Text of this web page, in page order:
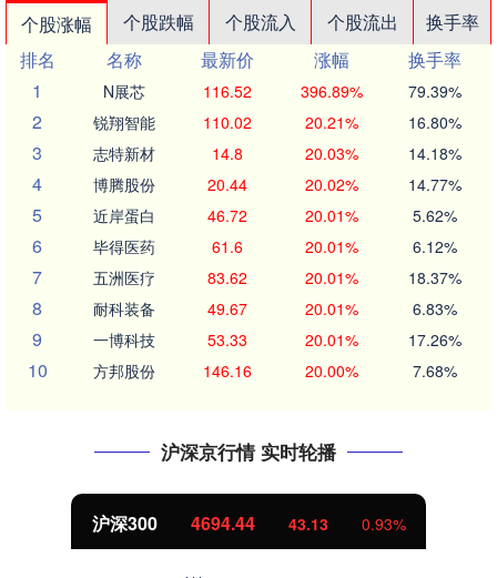
个股涨幅 个股跌幅 个股流入 个股流出
换手率
排名
名称 最新价 涨幅
换手率
1
N展芯 116.52 396.89% 79.39%
2 锐翔智能 110.02 20.21% 16.80%
3 志特新材 14.8 20.03% 14.18%
4 博腾股份 20.44 20.02% 14.77%
5 近岸蛋白 46.72 20.01% 5.62%
6 毕得医药 61.6 20.01% 6.12%
7 五洲医疗 83.62 20.01% 18.37%
8 耐科装备 49.67 20.01% 6.83%
9 一博科技 53.33 20.01% 17.26%
10 方邦股份 146.16 20.00% 7.68%
沪深京行情 实时轮播
沪深300 4694.44 43.13 0.93%